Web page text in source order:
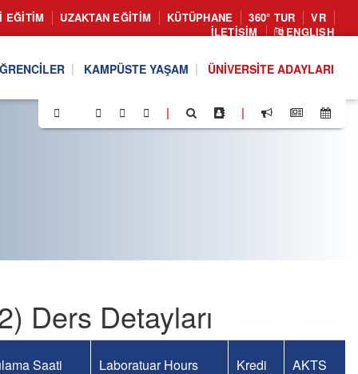
EĞITIM UZAKTAN EĞITIM KÜTÜPHANE 360° TUR
VR
İLETIŞIM
ENGLISH
KAMPÜSTE YAŞAM ÜNIVERSITE ADAYLARI
| |
Ders Detayları
Saati Laboratuar Hours Kredi AKTS